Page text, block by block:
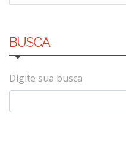
BUSCA
Digite sua busca